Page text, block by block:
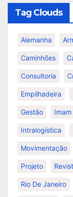
Tag Clouds
Alemanha
Caminhões
Consultoria
Empilhadeira
Gestão Imam
Intralogística
Movimentação
Projeto
Rio De Janeiro